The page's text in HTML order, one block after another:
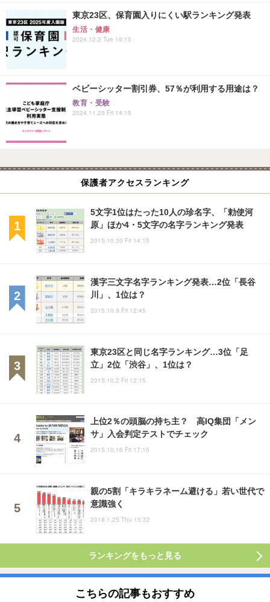
東京23区、保育園入りにくい駅ランキング発表
生活・健康
2024.12.3 Tue 19:15
ベビーシッター割引券、57％が利用する用途は？
教育・受験
2024.11.29 Fri 14:15
保護者アクセスランキング
5文字1位はたった10人の珍名字、「勅使河
原」ほか4・5文字の名字ランキング発表
2015.10.30 Fri 14:15
漢字三文字名字ランキング発表…2位「長谷
川」、1位は？
2015.10.9 Fri 12:45
東京23区と同じ名字ランキング…3位「足
立」2位「渋谷」、1位は？
2015.10.2 Fri 12:15
上位2％の頭脳の持ち主？ 高IQ集団「メン
サ」入会判定テストでチェック
2015.10.16 Fri 17:15
親の5割「キラキラネーム避ける」若い世代で
意識強く
2018.1.25 Thu 15:32
ランキングをもっと見る
こちらの記事もおすすめ